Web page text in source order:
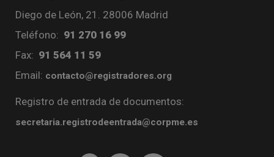
Diego de León, 21. 28006 Madrid
Teléfono: 91 270 16 99
Fax: 91 564 11 59
Email: contacto@registradores.org
Registro de entrada de documentos:
secretaria.registrodeentrada@corpme.es